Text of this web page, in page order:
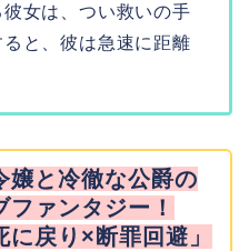
女は、つい救いの手
と、彼は急速に距離
嬢と冷徹な公爵の
ァンタジー！
に戻り×断罪回避」